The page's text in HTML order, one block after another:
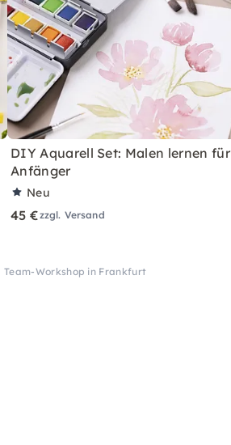
DIY Aquarell Set: Malen lernen für
Anfänger
Neu
45 €zzgl. Versand
Team-Workshop in Frankfurt